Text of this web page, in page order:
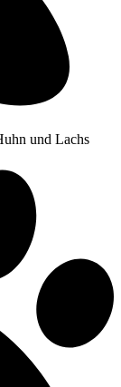
und Lachs